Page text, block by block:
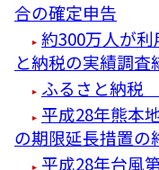
合の確定申告
約300万人が
と納税の実績調査
ふるさと納税
平成28年熊本
の期限延長措置の
平成28年台風